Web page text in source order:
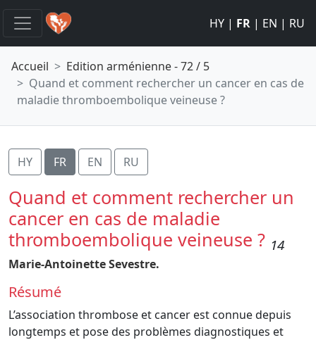
HY | FR | EN | RU
Accueil
Edition arménienne - 72 / 5
Quand et comment rechercher un cancer en cas de
maladie thromboembolique veineuse ?
HY FR EN RU
Quand et comment rechercher un
cancer en cas de maladie
thromboembolique veineuse ? 14
Marie-Antoinette Sevestre.
Résumé
L’association thrombose et cancer est connue depuis
longtemps et pose des problèmes diagnostiques et